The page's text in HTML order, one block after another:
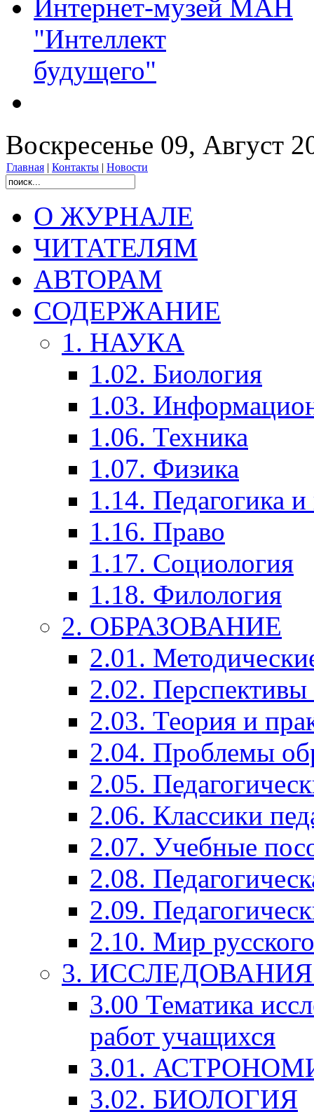
Интернет-музей МАН
"Интеллект
будущего"
Воскресенье 09, Август
Главная | Контакты | Новости
О ЖУРНАЛЕ
ЧИТАТЕЛЯМ
АВТОРАМ
СОДЕРЖАНИЕ
1. НАУКА
1.02. Биология
1.03.
1.06. Техника
1.07. Физика
1.14. Педагогика
1.16. Право
1.17. Социология
1.18. Филология
2. ОБРАЗОВАНИЕ
2.01.
2.02. Перспективы
2.03. Теория и
2.04. Проблемы
2.05.
2.06. Классики
2.07. Учебные
2.08.
2.09.
2.10. Мир
3.
3.00 Тематика
работ учащихся
3.01.
3.02. БИОЛОГИЯ